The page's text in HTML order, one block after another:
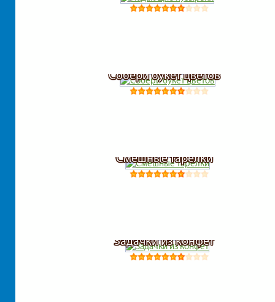
Собери букет цветов
Смешные тарелки
Задачки из конфет